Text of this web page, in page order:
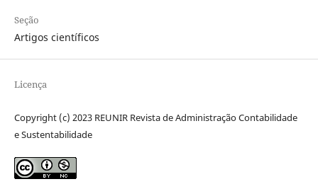
Seção
Artigos científicos
Licença
Copyright (c) 2023 REUNIR Revista de Administração Contabilidade
e Sustentabilidade